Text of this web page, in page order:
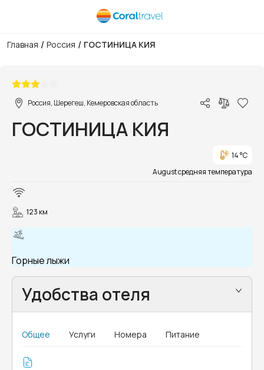
Главная / Россия / ГОСТИНИЦА КИЯ
Россия, Шерегеш, Кемеровская область
ГОСТИНИЦА КИЯ
14 °C
August средняя температура
123 км
Горные лыжи
Удобства отеля
Общее Услуги Номера Питание